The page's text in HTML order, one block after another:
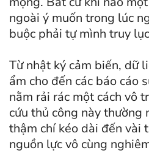
ngoài ý muốn trong lúc
buộc phải tự mình truy
Từ nhật ký cảm biến, dữ
ẩm cho đến các báo cáo
nằm rải rác một cách vô
cứu thủ công này thường
thậm chí kéo dài đến vài
nguồn lực vô cùng